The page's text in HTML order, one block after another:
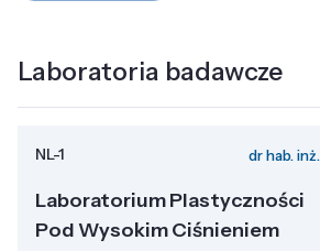
Laboratoria badawcze
NL-1 dr hab.
Laboratorium Plastyczności
Pod Wysokim Ciśnieniem